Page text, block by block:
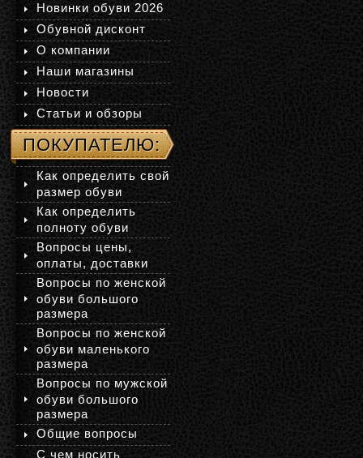
Новинки обуви 2026
Обувной дисконт
О компании
Наши магазины
Новости
Статьи и обзоры
ПОКУПАТЕЛЮ:
Как определить свой
размер обуви
Как определить
полноту обуви
Вопросы цены,
оплаты, доставки
Вопросы по женской
обуви большого
размера
Вопросы по женской
обуви маленького
размера
Вопросы по мужской
обуви большого
размера
Общие вопросы
С чем носить